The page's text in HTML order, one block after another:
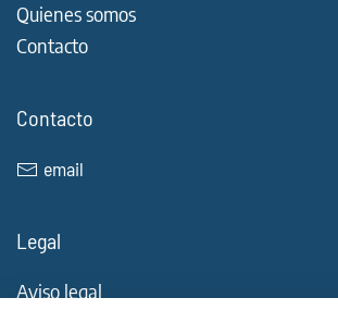
Quienes somos
Contacto
Contacto
email
Legal
Aviso legal